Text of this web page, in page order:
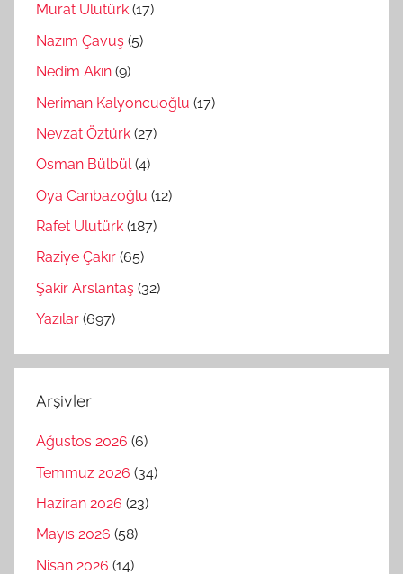
Murat Ulutürk (17)
Nazım Çavuş (5)
Nedim Akın (9)
Neriman Kalyoncuoğlu (17)
Nevzat Öztürk (27)
Osman Bülbül(4)
Oya Canbazoğlu (12)
Rafet Ulutürk (187)
Raziye Çakır (65)
Şakir Arslantaş (32)
Yazılar (697)
Arşivler
Ağustos 2026 (6)
Temmuz 2026 (34)
Haziran 2026 (23)
Mayıs 2026 (58)
Nisan 2026 (14)